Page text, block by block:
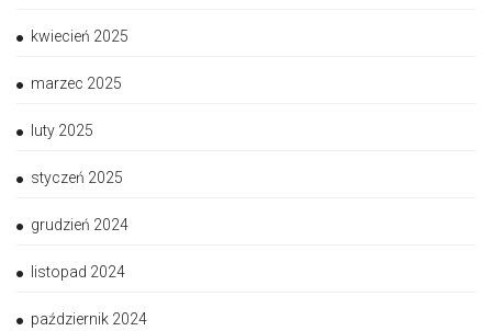
kwiecień 2025
marzec 2025
luty 2025
styczeń 2025
grudzień 2024
listopad 2024
październik 2024